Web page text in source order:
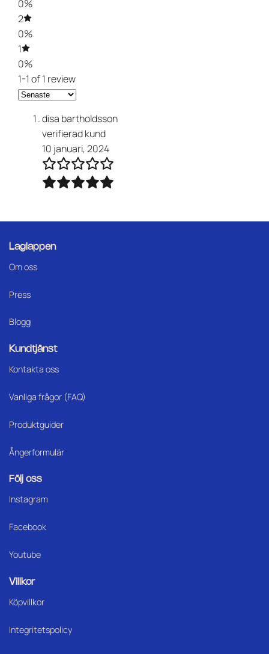
0%
2
0%
1
0%
1-1 of 1 review
disa bartholdsson
verifierad kund
10 januari, 2024
Laglappen
Om oss
Press
Blogg
Kundtjänst
Kontakta oss
Vanliga frågor (FAQ)
Produktguider
Ångerformulär
Följ oss
Instagram
Facebook
Youtube
Villkor
Köpvillkor
Integritetspolicy